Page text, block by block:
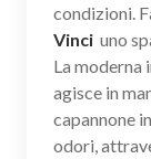
condizioni.
Vinci uno
La moderna
agisce in
capannone
odori,